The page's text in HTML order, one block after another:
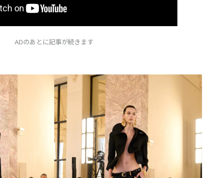
ADのあとに記事が続きます